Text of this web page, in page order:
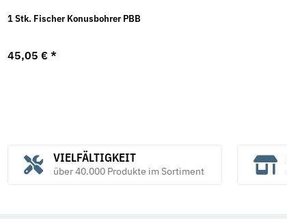
1 Stk. Fischer Konusbohrer PBB
45,05 €*
VIELFÄLTIGKEIT
über 40.000 Produkte im Sortiment